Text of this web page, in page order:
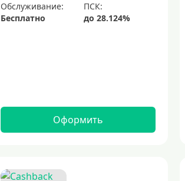
Обслуживание:
Бесплатно
Оформить